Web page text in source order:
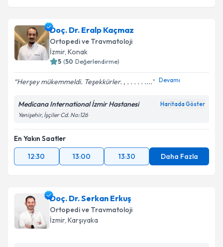
Doç. Dr. Eralp Kaçmaz
Ortopedi ve Travmatoloji
İzmir, Konak
5 (50 Değerlendirme)
Herşey mükemmeldi. Teşekkürler. , . . . . . .... Devamı
Medicana International İzmir Hastanesi Haritada Göster
Yenişehir, İşçiler Cd. No:126
En Yakın Saatler
12:30
13:00 13:30 Daha Fazla
Doç. Dr. Serkan Erkuş
Ortopedi ve Travmatoloji
İzmir, Karşıyaka